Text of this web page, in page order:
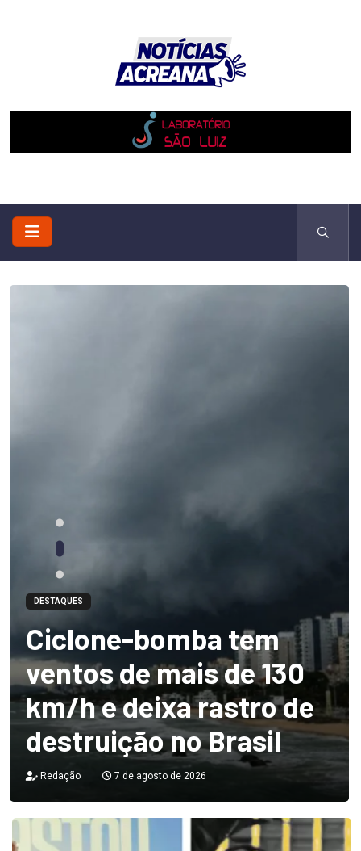
DESTAQUES
Ciclone-bomba tem
ventos de mais de 130
km/h e deixa rastro de
destruição no Brasil
Redação 7 de agosto de 2026